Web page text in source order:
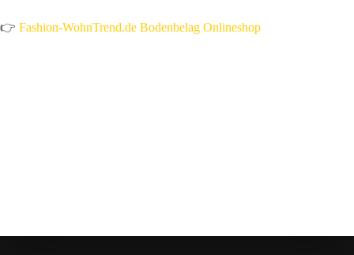
👉 Fashion-WohnTrend.de Bodenbelag Onlineshop